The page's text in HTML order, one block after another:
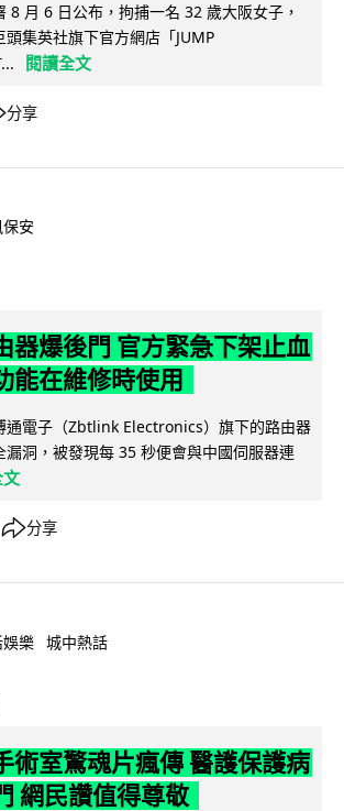
8 月 6 日公布，拘捕一名 32 歲大阪女子，
集英社旗下官方網店「JUMP
閱讀全文
分享
安
器爆後門 官方緊急下架止血
能在維修時使用
通電子（Zbtlink Electronics）旗下的路由器
漏洞，被發現每 35 秒便會與中國伺服器連
文
分享
娛樂 城中熱話
術室驚魂片瘋傳 醫護保護病
網民讚值得尊敬